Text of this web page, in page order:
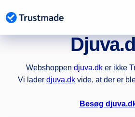
indhold
Webshoppen djuva.dker ikke
Vi lader djuva.dkvide, at der er
Besøg